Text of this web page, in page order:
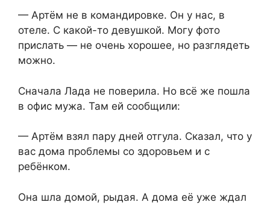
— Артём не в командировке. Он у нас, в
отеле. С какой-то девушкой. Могу фото
прислать — не очень хорошее, но разглядеть
можно.
Сначала Лада не поверила. Но всё же пошла
в офис мужа. Там ей сообщили:
— Артём взял пару дней отгула. Сказал, что у
вас дома проблемы со здоровьем и с
ребёнком.
Она шла домой, рыдая. А дома её уже ждал